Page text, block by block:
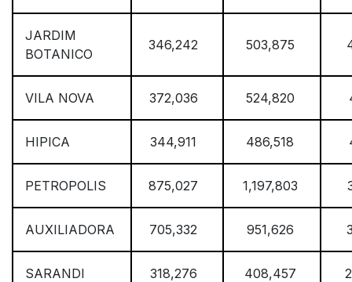
JARDIM
BOTANICO
346,242 503,875
VILA NOVA 372,036 524,820
HIPICA 344,911 486,518
PETROPOLIS 875,027 1,197,803
AUXILIADORA 705,332 951,626
SARANDI 318,276 408,457